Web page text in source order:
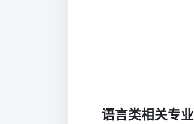
语言类相关专业